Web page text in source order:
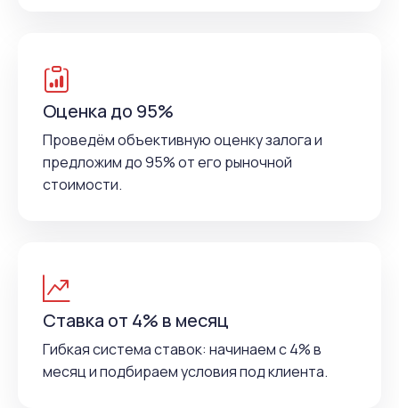
Оценка до 95%
Проведём объективную оценку залога и
предложим до 95% от его рыночной
стоимости.
Ставка от 4% в месяц
Гибкая система ставок: начинаем с 4% в
месяц и подбираем условия под клиента.